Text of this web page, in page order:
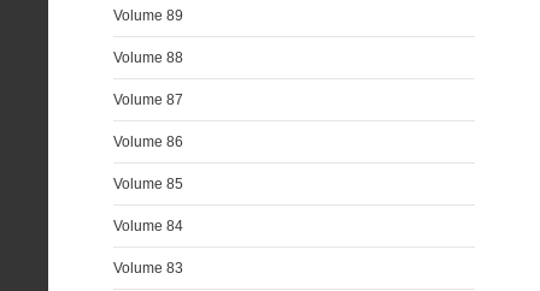
Volume 89
Volume 88
Volume 87
Volume 86
Volume 85
Volume 84
Volume 83